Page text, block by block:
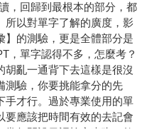
，回歸到最根本的部分，都
所以對單字了解的廣度，影
】的測驗，更是全體部分是
，單字認得不多，怎麼考？
亂一通背下去這樣是很沒
測驗，你要挑能拿分的先
手才行。過於專業使用的單
要應該把時間有效的去記會